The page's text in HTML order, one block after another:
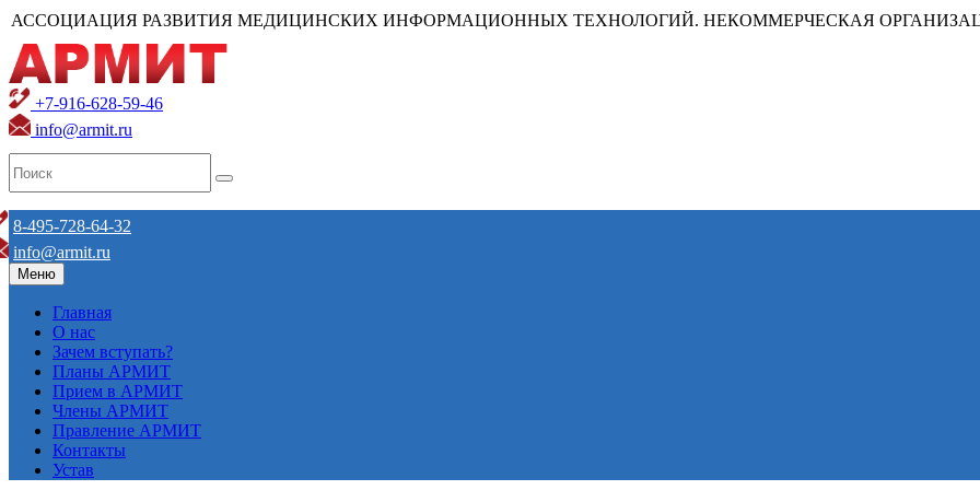
АССОЦИАЦИЯ РАЗВИТИЯ МЕДИЦИНСКИХ ИНФОРМАЦИОННЫХ ТЕХНОЛОГИЙ. НЕКОММЕРЧЕСКАЯ
+7-916-628-59-46
info@armit.ru
8-495-728-64-32
info@armit.ru
Меню
Главная
О нас
Зачем вступать?
Планы АРМИТ
Прием в АРМИТ
Члены АРМИТ
Правление АРМИТ
Контакты
Устав